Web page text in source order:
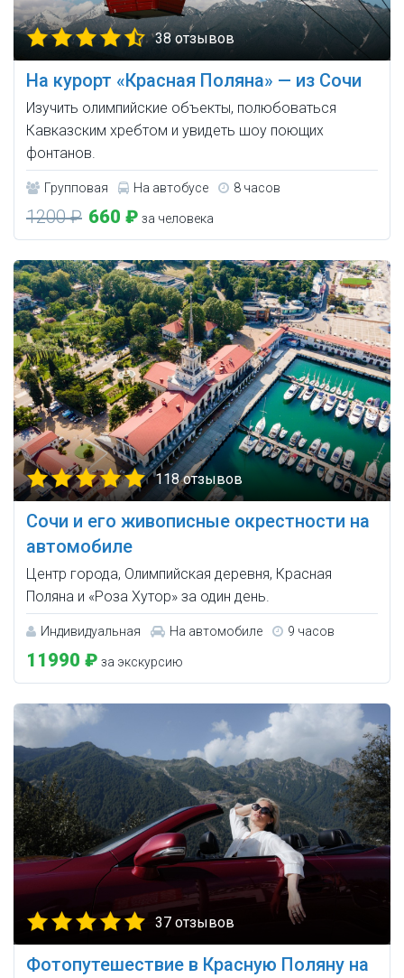
38 отзывов
На курорт «Красная Поляна» — из Сочи
Изучить олимпийские объекты, полюбоваться
Кавказским хребтом и увидеть шоу поющих
фонтанов.
Групповая На автобусе 8 часов
1200 ₽ 660 ₽ за человека
118 отзывов
Сочи и его живописные окрестности на
автомобиле
Центр города, Олимпийская деревня, Красная
Поляна и «Роза Хутор» за один день.
Индивидуальная На автомобиле 9 часов
11990 ₽ за экскурсию
37 отзывов
Фотопутешествие в Красную Поляну на